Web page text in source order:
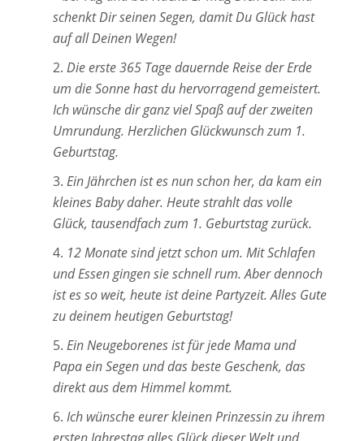
schenkt Dir seinen Segen, damit Du Glück hast
auf all Deinen Wegen!
Die erste 365 Tage dauernde Reise der Erde
um die Sonne hast du hervorragend gemeistert.
Ich wünsche dir ganz viel Spaß auf der zweiten
Umrundung. Herzlichen Glückwunsch zum 1.
Geburtstag.
Ein Jährchen ist es nun schon her, da kam ein
kleines Baby daher. Heute strahlt das volle
Glück, tausendfach zum 1. Geburtstag zurück.
12 Monate sind jetzt schon um. Mit Schlafen
und Essen gingen sie schnell rum. Aber dennoch
ist es so weit, heute ist deine Partyzeit. Alles Gute
zu deinem heutigen Geburtstag!
Ein Neugeborenes ist für jede Mama und
Papa ein Segen und das beste Geschenk, das
direkt aus dem Himmel kommt.
Ich wünsche eurer kleinen Prinzessin zu ihrem